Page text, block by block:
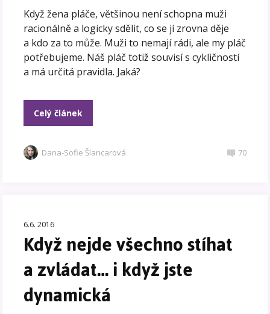
Když žena pláče, většinou není schopna muži
racionálně a logicky sdělit, co se jí zrovna děje
a kdo za to může. Muži to nemají rádi, ale my pláč
potřebujeme. Náš pláč totiž souvisí s cykličností
a má určitá pravidla. Jaká?
Celý článek
Dana-Sofie Šlancarová 70
6.6. 2016
Když nejde všechno stíhat
a zvládat… i když jste
dynamická